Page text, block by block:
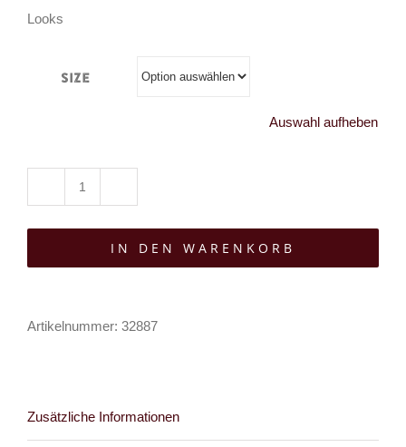
Looks
Size
Auswahl aufheben
Attic
Menge
IN DEN WARENKORB
Artikelnummer: 32887
Zusätzliche Informationen